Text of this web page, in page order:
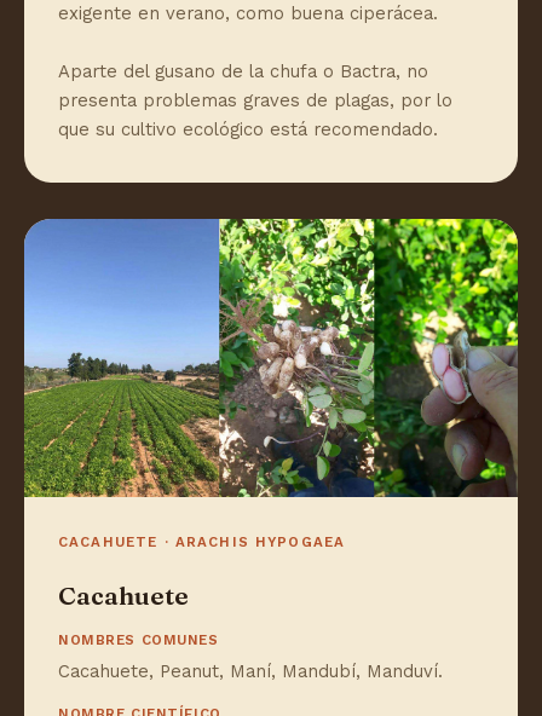
exigente en verano, como buena ciperácea.
Aparte del gusano de la chufa o Bactra, no
presenta problemas graves de plagas, por lo
que su cultivo ecológico está recomendado.
CACAHUETE · ARACHIS HYPOGAEA
Cacahuete
NOMBRES COMUNES
Cacahuete, Peanut, Maní, Mandubí, Manduví.